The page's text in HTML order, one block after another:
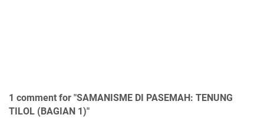
1 comment for "SAMANISME DI PASEMAH: TENUNG
TILOL (BAGIAN 1)"